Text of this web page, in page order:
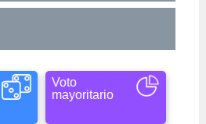
Voto
mayoritario